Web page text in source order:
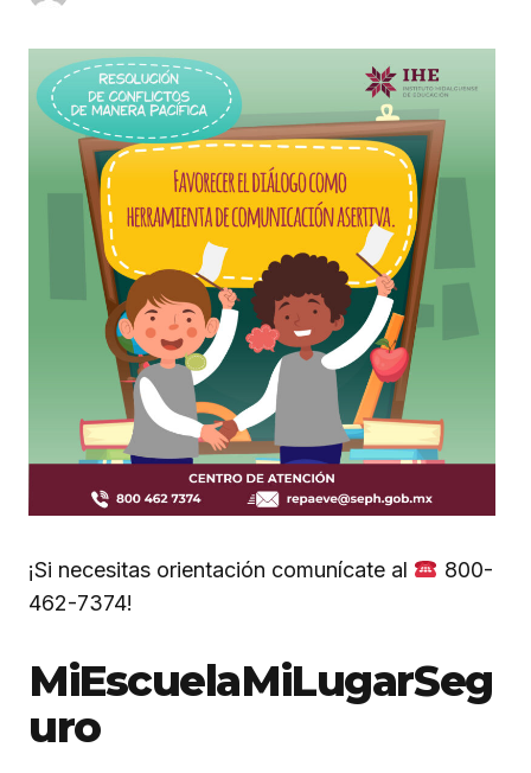
¡Si necesitas orientación comunícate al
800-
462-7374!
MiEscuelaMiLugarSeg
uro